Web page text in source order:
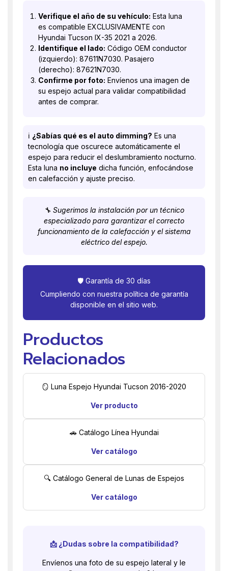
Verifique el año de su vehículo: Esta luna
es compatible EXCLUSIVAMENTE con
Hyundai Tucson IX-35 2021 a 2026.
Identifique el lado: Código OEM conductor
(izquierdo): 87611N7030. Pasajero
(derecho): 87621N7030.
Confirme por foto: Envíenos una imagen de
su espejo actual para validar compatibilidad
antes de comprar.
ℹ️ ¿Sabías qué es el auto dimming? Es una
tecnología que oscurece automáticamente el
espejo para reducir el deslumbramiento nocturno.
Esta luna no incluye dicha función, enfocándose
en calefacción y ajuste preciso.
🔧 Sugerimos la instalación por un técnico
especializado para garantizar el correcto
funcionamiento de la calefacción y el sistema
eléctrico del espejo.
🛡️ Garantía de 30 días
Cumpliendo con nuestra política de garantía
disponible en el sitio web.
Productos
Relacionados
🪞 Luna Espejo Hyundai Tucson 2016-2020
Ver producto
🚗 Catálogo Línea Hyundai
Ver catálogo
🔍 Catálogo General de Lunas de Espejos
Ver catálogo
📩 ¿Dudas sobre la compatibilidad?
Envíenos una foto de su espejo lateral y le